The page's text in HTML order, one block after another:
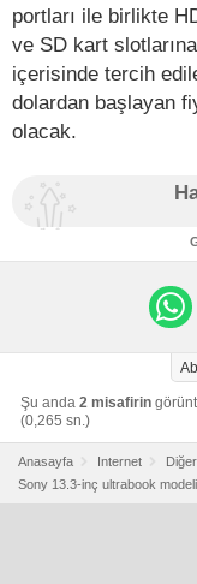
portları ile birlikte
ve SD kart
içerisinde tercih
dolardan başlayan
olacak.
Şu anda 2 misafirin
(0,265 sn.)
Anasayfa Internet
Sony 13.3-inç ultrabook